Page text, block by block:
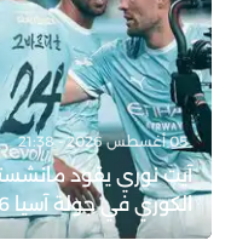
05 أغسطس 2026 - 21:38
آيت نوري يقود
الكوري في جولة آسيا 2026